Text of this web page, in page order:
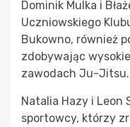
Dominik Mulka i
Uczniowskiego
Bukowno, również
zdobywając
zawodach Ju-Jitsu.
Natalia Hazy i Leon
sportowcy, którzy